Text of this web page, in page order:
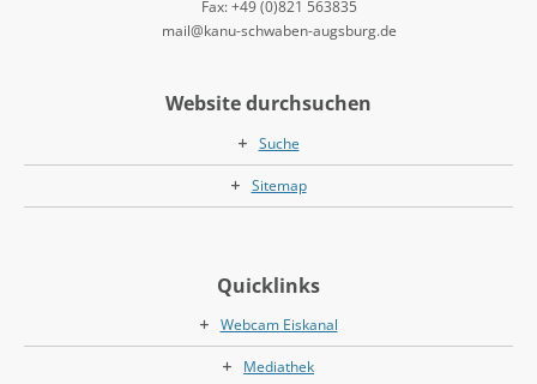
Fax: +49 (0)821 563835
mail@kanu-schwaben-augsburg.de
Website durchsuchen
Suche
Sitemap
Quicklinks
Webcam Eiskanal
Mediathek